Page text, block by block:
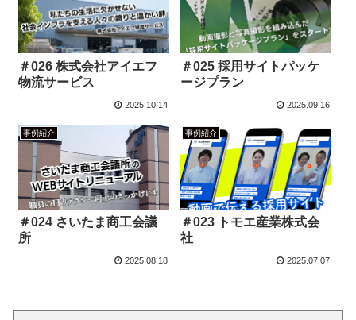
＃026 株式会社アイエフ
物流サービス
2025.10.14
＃025 採用サイトパッケ
ージプラン
2025.09.16
事例紹介
＃024 さいたま商工会議
所
2025.08.18
事例紹介
＃023 トモエ産業株式会
社
2025.07.07